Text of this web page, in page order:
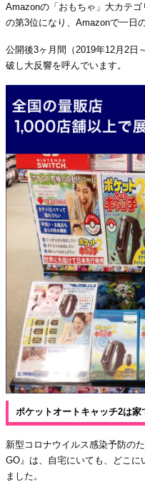
Amazonの「おもちゃ」大カテ
の第3位になり、Amazonで一日
公開後3ヶ月間（2019年12月2日
破し大反響を呼んでいます。
ポケットオートキャッチ2は家
新型コロナウイルス感染予防の
GO』は、自宅にいても、どこ
ました。